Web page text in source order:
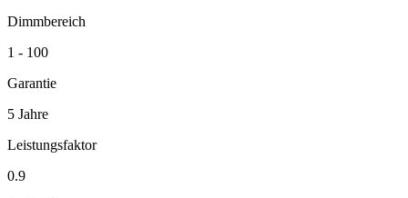
Dimmbereich
1 - 100
Garantie
5 Jahre
Leistungsfaktor
0.9